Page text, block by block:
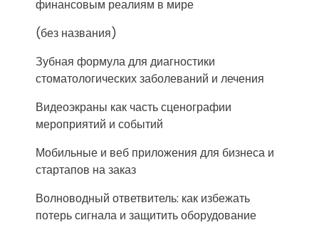
финансовым реалиям в мире
(без названия)
Зубная формула для диагностики
стоматологических заболеваний и лечения
Видеоэкраны как часть сценографии
мероприятий и событий
Мобильные и веб приложения для бизнеса и
стартапов на заказ
Волноводный ответвитель: как избежать
потерь сигнала и защитить оборудование